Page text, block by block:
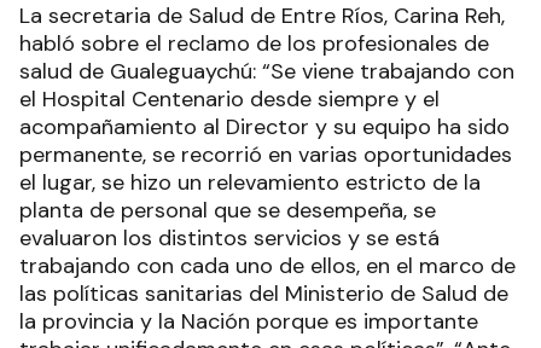
La secretaria de Salud de Entre Ríos, Carina Reh,
habló sobre el reclamo de los profesionales de
salud de Gualeguaychú: “Se viene trabajando con
el Hospital Centenario desde siempre y el
acompañamiento al Director y su equipo ha sido
permanente, se recorrió en varias oportunidades
el lugar, se hizo un relevamiento estricto de la
planta de personal que se desempeña, se
evaluaron los distintos servicios y se está
trabajando con cada uno de ellos, en el marco de
las políticas sanitarias del Ministerio de Salud de
la provincia y la Nación porque es importante